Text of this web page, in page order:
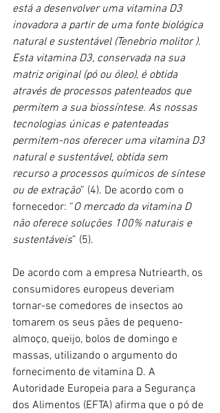
está a desenvolver uma vitamina D3
inovadora a partir de uma fonte biológica
natural e sustentável (Tenebrio molitor ).
Esta vitamina D3, conservada na sua
matriz original (pó ou óleo), é obtida
através de processos patenteados que
permitem a sua biossíntese. As nossas
tecnologias únicas e patenteadas
permitem-nos oferecer uma vitamina D3
natural e sustentável, obtida sem
recurso a processos químicos de síntese
ou de extração” (4). De acordo com o
fornecedor: “O mercado da vitamina D
não oferece soluções 100% naturais e
sustentáveis” (5).
De acordo com a empresa Nutriearth, os
consumidores europeus deveriam
tornar-se comedores de insectos ao
tomarem os seus pães de pequeno-
almoço, queijo, bolos de domingo e
massas, utilizando o argumento do
fornecimento de vitamina D. A
Autoridade Europeia para a Segurança
dos Alimentos (EFTA) afirma que o pó de